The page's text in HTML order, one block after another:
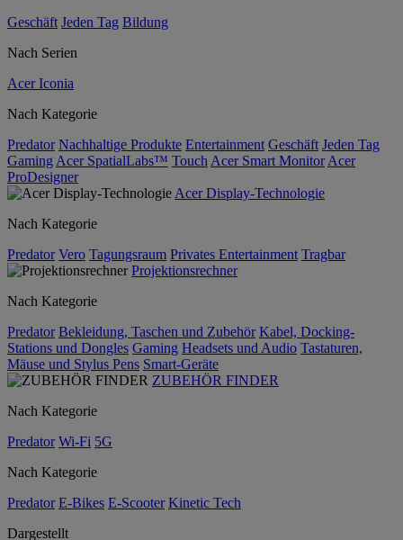
Geschäft Jeden Tag Bildung
Nach Serien
Acer Iconia
Nach Kategorie
Predator Nachhaltige Produkte Entertainment Geschäft Jeden Tag
Gaming Acer SpatialLabs™ Touch Acer Smart Monitor Acer
ProDesigner
Acer Display-Technologie
Nach Kategorie
Predator Vero Tagungsraum Privates Entertainment Tragbar
Projektionsrechner
Nach Kategorie
Predator Bekleidung, Taschen und Zubehör Kabel, Docking-
Stations und Dongles Gaming Headsets und Audio Tastaturen,
Mäuse und Stylus Pens Smart-Geräte
ZUBEHÖR FINDER
Nach Kategorie
Predator Wi-Fi 5G
Nach Kategorie
Predator E-Bikes E-Scooter Kinetic Tech
Dargestellt